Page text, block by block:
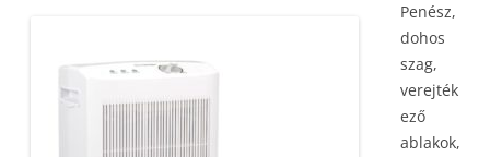
Penész,
dohos
szag,
verejték
ező
ablakok,